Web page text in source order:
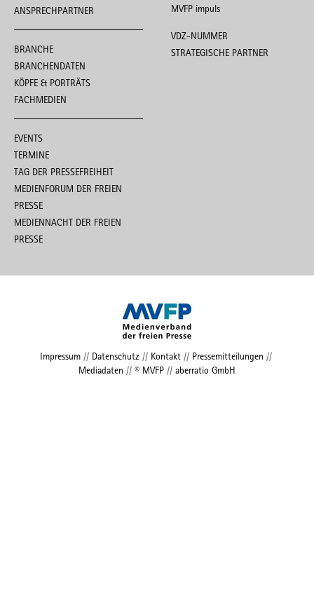
ANSPRECHPARTNER
BRANCHE
BRANCHENDATEN
KÖPFE & PORTRÄTS
FACHMEDIEN
EVENTS
TERMINE
TAG DER PRESSEFREIHEIT
MEDIENFORUM DER FREIEN
PRESSE
MEDIENNACHT DER FREIEN
PRESSE
MVFP impuls
VDZ-NUMMER
STRATEGISCHE PARTNER
Impressum// Datenschutz // Kontakt// Pressemitteilungen //
Mediadaten // © MVFP // aberratio GmbH